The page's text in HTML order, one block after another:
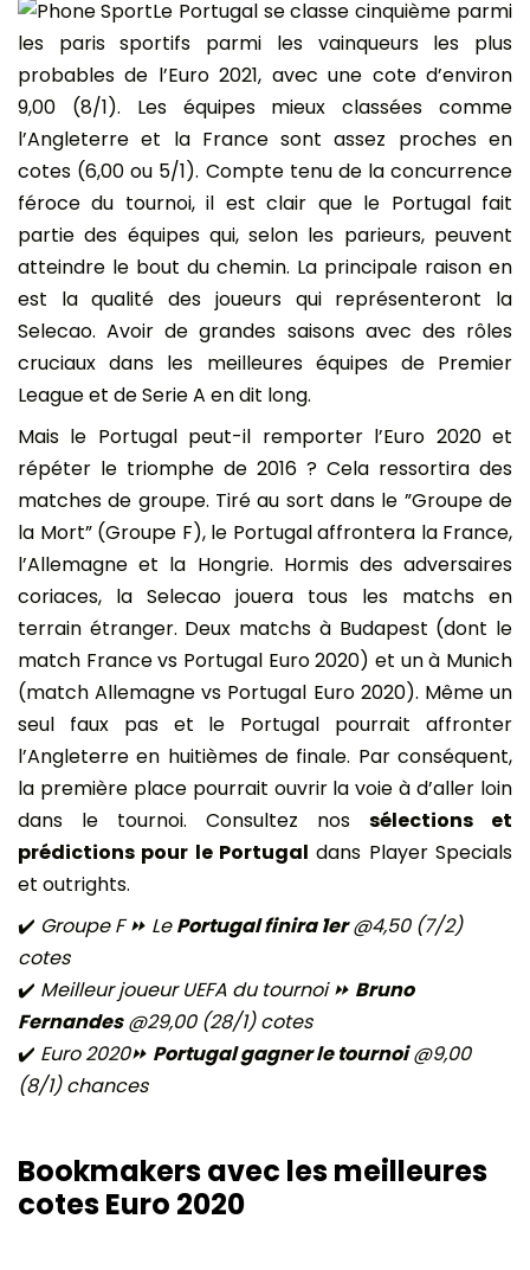
Le Portugal se classe cinquième parmi
les paris sportifs parmi les vainqueurs les plus
probables de l’Euro 2021, avec une cote d’environ
9,00 (8/1). Les équipes mieux classées comme
l’Angleterre et la France sont assez proches en
cotes (6,00 ou 5/1). Compte tenu de la concurrence
féroce du tournoi, il est clair que le Portugal fait
partie des équipes qui, selon les parieurs, peuvent
atteindre le bout du chemin. La principale raison en
est la qualité des joueurs qui représenteront la
Selecao. Avoir de grandes saisons avec des rôles
cruciaux dans les meilleures équipes de Premier
League et de Serie A en dit long.
Mais le Portugal peut-il remporter l’Euro 2020 et
répéter le triomphe de 2016 ? Cela ressortira des
matches de groupe. Tiré au sort dans le ”Groupe de
la Mort” (Groupe F), le Portugal affrontera la France,
l’Allemagne et la Hongrie. Hormis des adversaires
coriaces, la Selecao jouera tous les matchs en
terrain étranger. Deux matchs à Budapest (dont le
match France vs Portugal Euro 2020) et un à Munich
(match Allemagne vs Portugal Euro 2020). Même un
seul faux pas et le Portugal pourrait affronter
l’Angleterre en huitièmes de finale. Par conséquent,
la première place pourrait ouvrir la voie à d’aller loin
dans le tournoi. Consultez nos sélections et
prédictions pour le Portugal dans Player Specials
et outrights.
✔️ Groupe F ⏩ LePortugal finira 1er@4,50 (7/2)
cotes
✔️ Meilleur joueur UEFA du tournoi ⏩ Bruno
Fernandes@29,00 (28/1) cotes
✔️ Euro 2020⏩ Portugal gagner le tournoi@9,00
(8/1) chances
Bookmakers avec les meilleures
cotes Euro 2020